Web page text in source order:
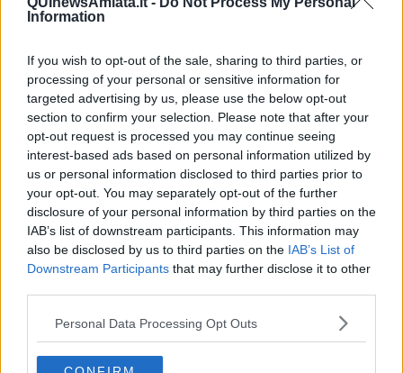
Information
If you wish to opt-out of the sale, sharing to third parties, or
processing of your personal or sensitive information for
targeted advertising by us, please use the below opt-out
section to confirm your selection. Please note that after your
opt-out request is processed you may continue seeing
interest-based ads based on personal information utilized by
us or personal information disclosed to third parties prior to
your opt-out. You may separately opt-out of the further
disclosure of your personal information by third parties on the
IAB’s list of downstream participants. This information may
also be disclosed by us to third parties on the IAB’s List of
Downstream Participants that may further disclose it to other
Personal Data Processing Opt Outs
Le cascate di Iguazù - foto Blue Lama
Nel 2020, in piena pandemia di Covid-19, le cascate di Iguazù
affrontarono un periodo diimpressionante siccità: il flusso del
fiume Paranà diminuì da 1.500 metri cubi d'acqua al secondo a
meno di 300. La quasi totalità dei salti d'acqua si prosciugò. Le
autorità del Parco nazionale dichiararono che si trattava di un
fenomeno ciclicoche si ripeteva ogni 10-15 anni ma che non era
mai stata registrata una siccità cosìestrema.
Nei mesi successivi l'emergenza lentamente rientrò, il fiume
ricominciò a ingrossarsi e recuperò la portata usuale. Nel 2023 si è
aumentata fino a superare di 16 volte il livello consueto e l'acqua
arrivò addirittura asommergere, per qualche settimana, le
passerelle per i visitatori.